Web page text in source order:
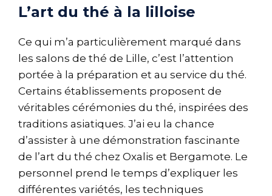
L’art du thé à la lilloise
Ce qui m’a particulièrement marqué dans
les salons de thé de Lille, c’est l’attention
portée à la préparation et au service du thé.
Certains établissements proposent de
véritables cérémonies du thé, inspirées des
traditions asiatiques. J’ai eu la chance
d’assister à une démonstration fascinante
de l’art du thé chez Oxalis et Bergamote. Le
personnel prend le temps d’expliquer les
différentes variétés, les techniques